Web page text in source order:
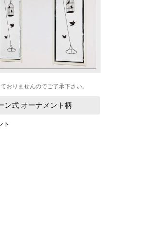
おりませんのでご了承下さい。
ン式 オーナメント柄